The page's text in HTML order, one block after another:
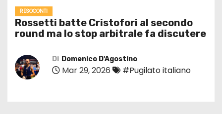
RESOCONTI
Rossetti batte Cristofori al secondo
round ma lo stop arbitrale fa discutere
Di Domenico D'Agostino
Mar 29, 2026 #Pugilato italiano